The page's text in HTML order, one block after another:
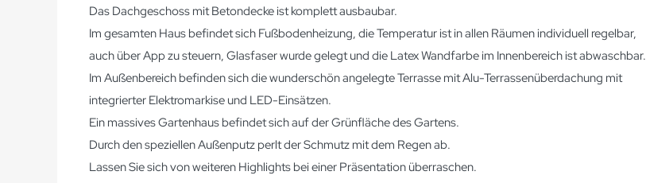
Das Dachgeschoss mit Betondecke ist komplett ausbaubar.
Im gesamten Haus befindet sich Fußbodenheizung, die Temperatur ist in allen Räumen individuell regelbar,
auch über App zu steuern, Glasfaser wurde gelegt und die Latex Wandfarbe im Innenbereich ist abwaschbar.
Im Außenbereich befinden sich die wunderschön angelegte Terrasse mit Alu-Terrassenüberdachung mit
integrierter Elektromarkise und LED-Einsätzen.
Ein massives Gartenhaus befindet sich auf der Grünfläche des Gartens.
Durch den speziellen Außenputz perlt der Schmutz mit dem Regen ab.
Lassen Sie sich von weiteren Highlights bei einer Präsentation überraschen.